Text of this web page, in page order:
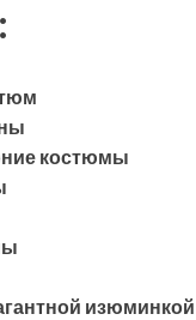
костюмы
изюминкой